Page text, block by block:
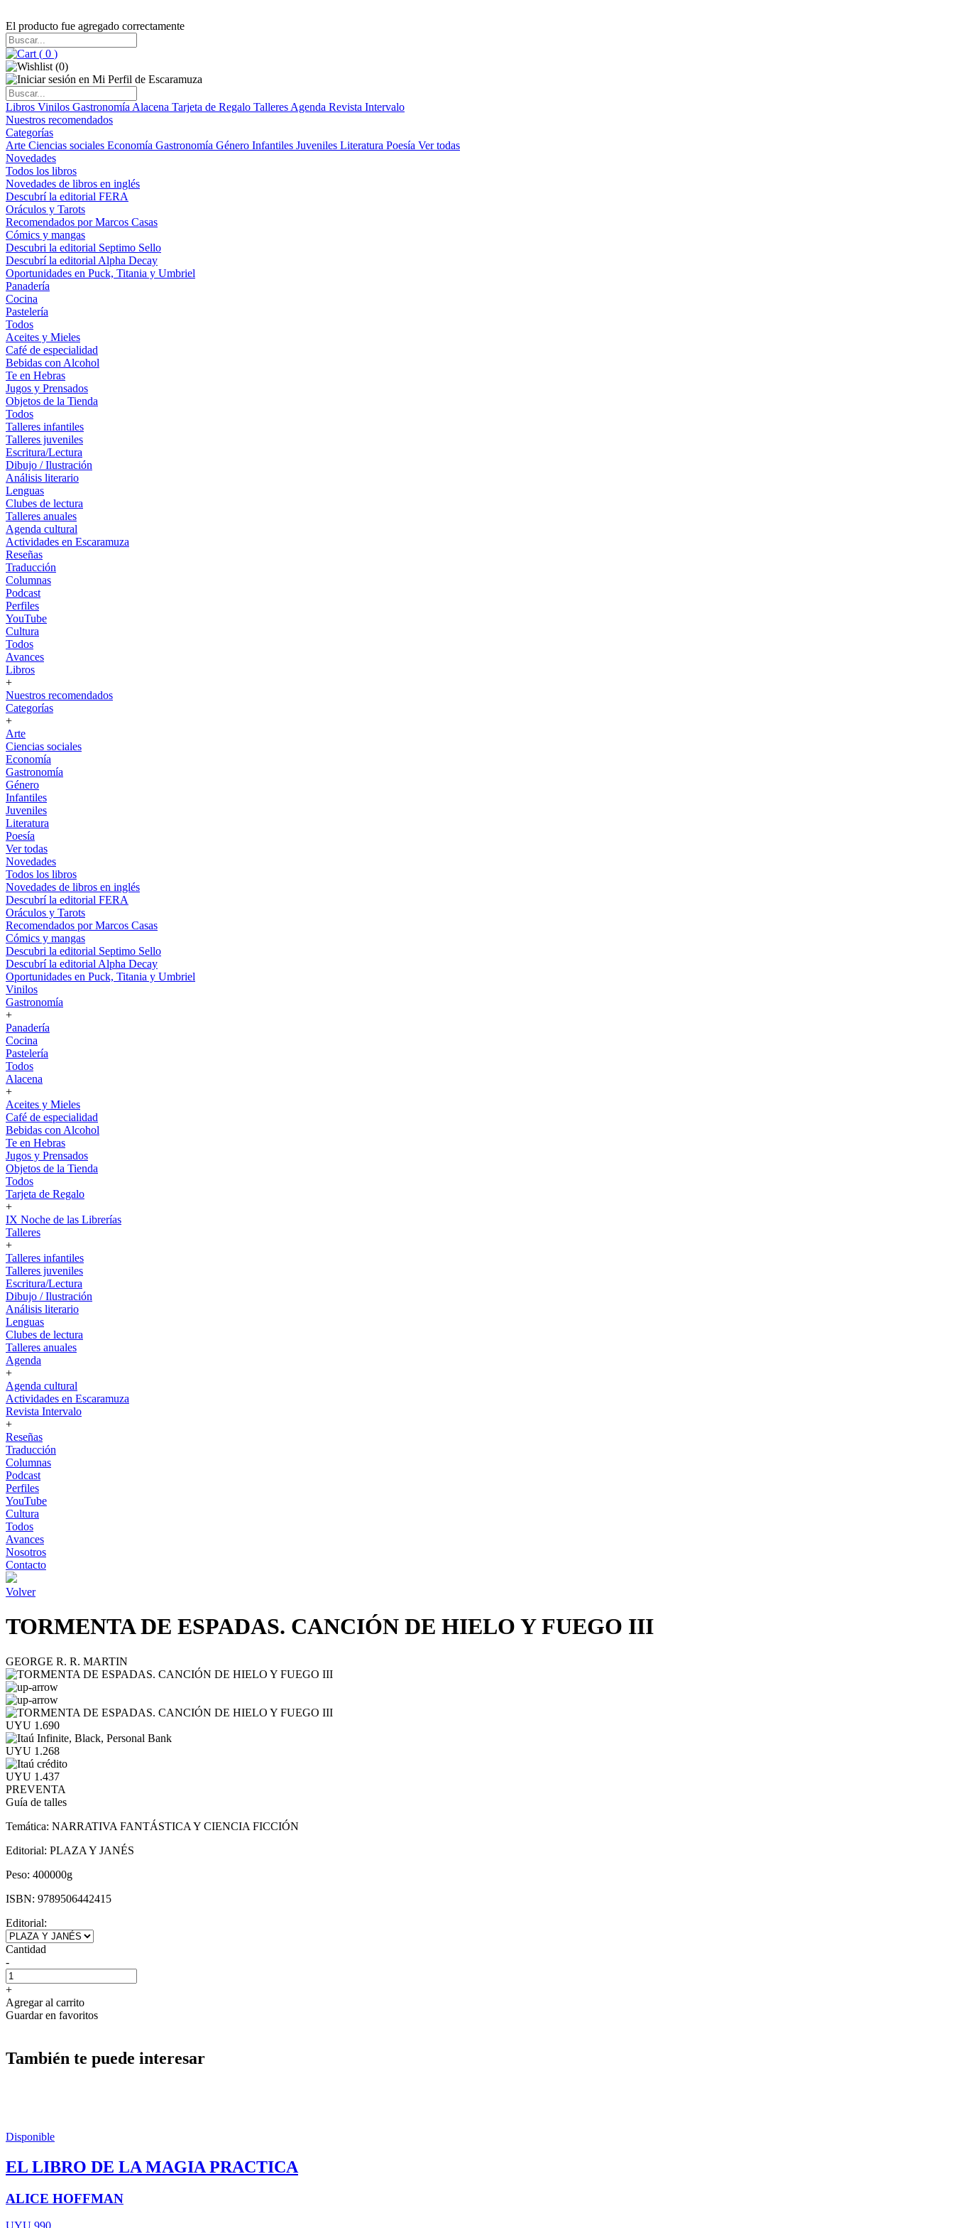
El producto fue agregado correctamente
( 0 )
(0)
Libros Vinilos Gastronomía Alacena Tarjeta de Regalo Talleres Agenda Revista Intervalo
Nuestros recomendados
Categorías
Arte Ciencias sociales Economía Gastronomía Género Infantiles Juveniles Literatura Poesía Ver todas
Novedades
Todos los libros
Novedades de libros en inglés
Descubrí la editorial FERA
Oráculos y Tarots
Recomendados por Marcos Casas
Cómics y mangas
Descubri la editorial Septimo Sello
Descubrí la editorial Alpha Decay
Oportunidades en Puck, Titania y Umbriel
Panadería
Cocina
Pastelería
Todos
Aceites y Mieles
Café de especialidad
Bebidas con Alcohol
Te en Hebras
Jugos y Prensados
Objetos de la Tienda
Todos
Talleres infantiles
Talleres juveniles
Escritura/Lectura
Dibujo / Ilustración
Análisis literario
Lenguas
Clubes de lectura
Talleres anuales
Agenda cultural
Actividades en Escaramuza
Reseñas
Traducción
Columnas
Podcast
Perfiles
YouTube
Cultura
Todos
Avances
Libros
+
Nuestros recomendados
Categorías
+
Arte
Ciencias sociales
Economía
Gastronomía
Género
Infantiles
Juveniles
Literatura
Poesía
Ver todas
Novedades
Todos los libros
Novedades de libros en inglés
Descubrí la editorial FERA
Oráculos y Tarots
Recomendados por Marcos Casas
Cómics y mangas
Descubri la editorial Septimo Sello
Descubrí la editorial Alpha Decay
Oportunidades en Puck, Titania y Umbriel
Vinilos
Gastronomía
+
Panadería
Cocina
Pastelería
Todos
Alacena
+
Aceites y Mieles
Café de especialidad
Bebidas con Alcohol
Te en Hebras
Jugos y Prensados
Objetos de la Tienda
Todos
Tarjeta de Regalo
+
IX Noche de las Librerías
Talleres
+
Talleres infantiles
Talleres juveniles
Escritura/Lectura
Dibujo / Ilustración
Análisis literario
Lenguas
Clubes de lectura
Talleres anuales
Agenda
+
Agenda cultural
Actividades en Escaramuza
Revista Intervalo
+
Reseñas
Traducción
Columnas
Podcast
Perfiles
YouTube
Cultura
Todos
Avances
Nosotros
Contacto
Volver
TORMENTA DE ESPADAS. CANCIÓN DE HIELO Y FUEGO III
GEORGE R. R. MARTIN
UYU 1.690
UYU 1.268
UYU 1.437
PREVENTA
Guía de talles
Temática: NARRATIVA FANTÁSTICA Y CIENCIA FICCIÓN
Editorial: PLAZA Y JANÉS
Peso: 400000g
ISBN: 9789506442415
Editorial:
Cantidad
-
+
Agregar al carrito
Guardar en favoritos
También te puede interesar
Disponible
EL LIBRO DE LA MAGIA PRACTICA
ALICE HOFFMAN